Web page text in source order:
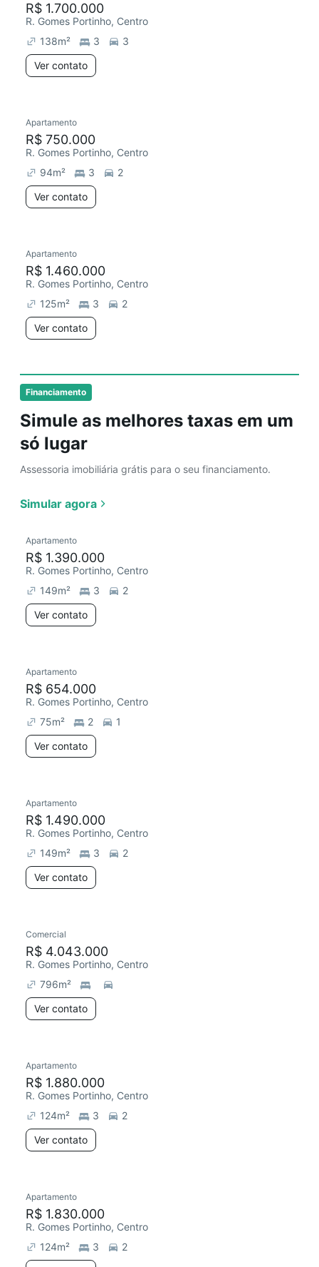
Financiamento
Simule as melhores taxas em um
só lugar
Assessoria imobiliária grátis para o seu financiamento.
Simular agora
R$ 1.700.000
R. Gomes Portinho, Centro
138m² 3
3
Ver contato
Apartamento
R$ 750.000
R. Gomes Portinho, Centro
94m² 3
2
Ver contato
Apartamento
R$ 1.460.000
R. Gomes Portinho, Centro
125m² 3
2
Ver contato
Apartamento
R$ 1.390.000
R. Gomes Portinho, Centro
149m² 3
2
Ver contato
Apartamento
R$ 654.000
R. Gomes Portinho, Centro
75m² 2
1
Ver contato
Apartamento
R$ 1.490.000
R. Gomes Portinho, Centro
149m² 3
2
Ver contato
Comercial
R$ 4.043.000
R. Gomes Portinho, Centro
796m²
Ver contato
Apartamento
R$ 1.880.000
R. Gomes Portinho, Centro
124m² 3
2
Ver contato
Apartamento
R$ 1.830.000
R. Gomes Portinho, Centro
124m² 3
2